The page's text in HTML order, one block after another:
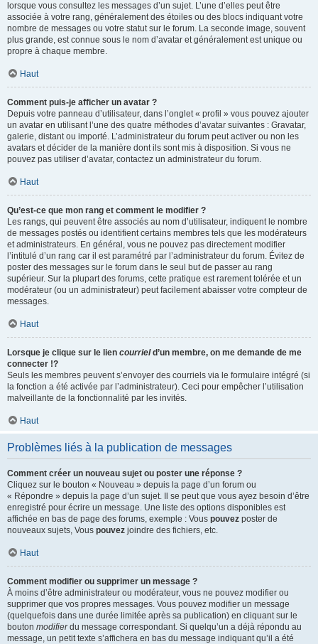
lorsque vous consultez les messages d’un sujet. L’une d’elles peut être
associée à votre rang, généralement des étoiles ou des blocs indiquant votre
nombre de messages ou votre statut sur le forum. La seconde image, souvent
plus grande, est connue sous le nom d’avatar et généralement est unique ou
propre à chaque membre.
Haut
Comment puis-je afficher un avatar ?
Depuis votre panneau d’utilisateur, dans l’onglet « profil » vous pouvez ajouter
un avatar en utilisant l’une des quatre méthodes d’avatar suivantes : Gravatar,
galerie, distant ou importé. L’administrateur du forum peut activer ou non les
avatars et décider de la manière dont ils sont mis à disposition. Si vous ne
pouvez pas utiliser d’avatar, contactez un administrateur du forum.
Haut
Qu’est-ce que mon rang et comment le modifier ?
Les rangs, qui peuvent être associés au nom d’utilisateur, indiquent le nombre
de messages postés ou identifient certains membres tels que les modérateurs
et administrateurs. En général, vous ne pouvez pas directement modifier
l’intitulé d’un rang car il est paramétré par l’administrateur du forum. Évitez de
poster des messages sur le forum dans le seul but de passer au rang
supérieur. Sur la plupart des forums, cette pratique est rarement tolérée et un
modérateur (ou un administrateur) peut facilement abaisser votre compteur de
messages.
Haut
Lorsque je clique sur le lien courrield’un membre, on me demande de me
connecter !?
Seuls les membres peuvent s’envoyer des courriels via le formulaire intégré (si
la fonction a été activée par l’administrateur). Ceci pour empêcher l’utilisation
malveillante de la fonctionnalité par les invités.
Haut
Problèmes liés à la publication de messages
Comment créer un nouveau sujet ou poster une réponse ?
Cliquez sur le bouton « Nouveau » depuis la page d’un forum ou
« Répondre » depuis la page d’un sujet. Il se peut que vous ayez besoin d’être
enregistré pour écrire un message. Une liste des options disponibles est
affichée en bas de page des forums, exemple : Vous pouvez poster de
nouveaux sujets, Vous pouvez joindre des fichiers, etc.
Haut
Comment modifier ou supprimer un message ?
À moins d’être administrateur ou modérateur, vous ne pouvez modifier ou
supprimer que vos propres messages. Vous pouvez modifier un message
(quelquefois dans une durée limitée après sa publication) en cliquant sur le
bouton modifierdu message correspondant. Si quelqu’un a déjà répondu au
message, un petit texte s’affichera en bas du message indiquant qu’il a été